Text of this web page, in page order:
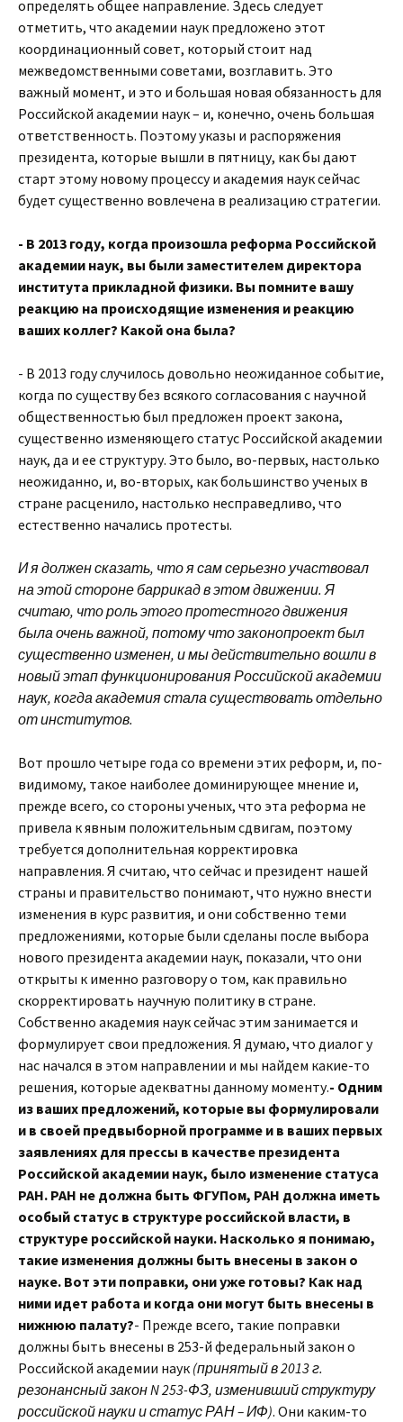
определять общее направление. Здесь следует
отметить, что академии наук предложено этот
координационный совет, который стоит над
межведомственными советами, возглавить. Это
важный момент, и это и большая новая обязанность для
Российской академии наук – и, конечно, очень большая
ответственность. Поэтому указы и распоряжения
президента, которые вышли в пятницу, как бы дают
старт этому новому процессу и академия наук сейчас
будет существенно вовлечена в реализацию стратегии.
- В 2013 году, когда произошла реформа Российской
академии наук, вы были заместителем директора
института прикладной физики. Вы помните вашу
реакцию на происходящие изменения и реакцию
ваших коллег? Какой она была?
- В 2013 году случилось довольно неожиданное событие,
когда по существу без всякого согласования с научной
общественностью был предложен проект закона,
существенно изменяющего статус Российской академии
наук, да и ее структуру. Это было, во-первых, настолько
неожиданно, и, во-вторых, как большинство ученых в
стране расценило, настолько несправедливо, что
естественно начались протесты.
И я должен сказать, что я сам серьезно участвовал
на этой стороне баррикад в этом движении. Я
считаю, что роль этого протестного движения
была очень важной, потому что законопроект был
существенно изменен, и мы действительно вошли в
новый этап функционирования Российской академии
наук, когда академия стала существовать отдельно
от институтов.
Вот прошло четыре года со времени этих реформ, и, по-
видимому, такое наиболее доминирующее мнение и,
прежде всего, со стороны ученых, что эта реформа не
привела к явным положительным сдвигам, поэтому
требуется дополнительная корректировка
направления. Я считаю, что сейчас и президент нашей
страны и правительство понимают, что нужно внести
изменения в курс развития, и они собственно теми
предложениями, которые были сделаны после выбора
нового президента академии наук, показали, что они
открыты к именно разговору о том, как правильно
скорректировать научную политику в стране.
Собственно академия наук сейчас этим занимается и
формулирует свои предложения. Я думаю, что диалог у
нас начался в этом направлении и мы найдем какие-то
решения, которые адекватны данному моменту.- Одним
из ваших предложений, которые вы формулировали
и в своей предвыборной программе и в ваших первых
заявлениях для прессы в качестве президента
Российской академии наук, было изменение статуса
РАН. РАН не должна быть ФГУПом, РАН должна иметь
особый статус в структуре российской власти, в
структуре российской науки. Насколько я понимаю,
такие изменения должны быть внесены в закон о
науке. Вот эти поправки, они уже готовы? Как над
ними идет работа и когда они могут быть внесены в
нижнюю палату?- Прежде всего, такие поправки
должны быть внесены в 253-й федеральный закон о
Российской академии наук (принятый в 2013 г.
резонансный закон N 253-ФЗ, изменивший структуру
российской науки и статус РАН – ИФ). Они каким-то